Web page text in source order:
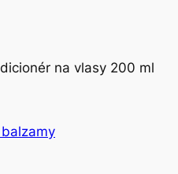
na vlasy 200 ml